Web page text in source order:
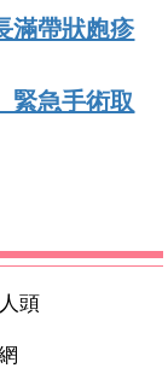
滿帶狀皰疹
急手術取
頭